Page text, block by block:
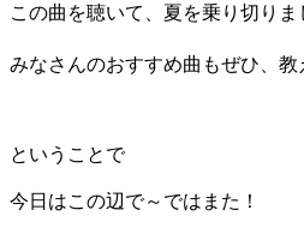
この曲を聴いて、夏を乗り切り
みなさんのおすすめ曲もぜひ、教
ということで
今日はこの辺で～ではまた！